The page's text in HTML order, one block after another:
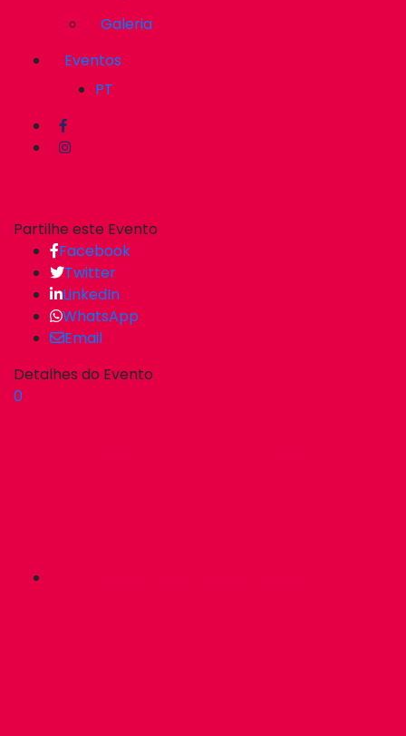
Galeria
Eventos
PT
Partilhe este Evento
Facebook
Twitter
LinkedIn
WhatsApp
Email
Detalhes do Evento
0